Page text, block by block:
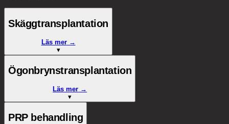
Skäggtransplantation
Läs mer→
▾
Ögonbrynstransplantation
Läs mer →
▾
PRP behandling